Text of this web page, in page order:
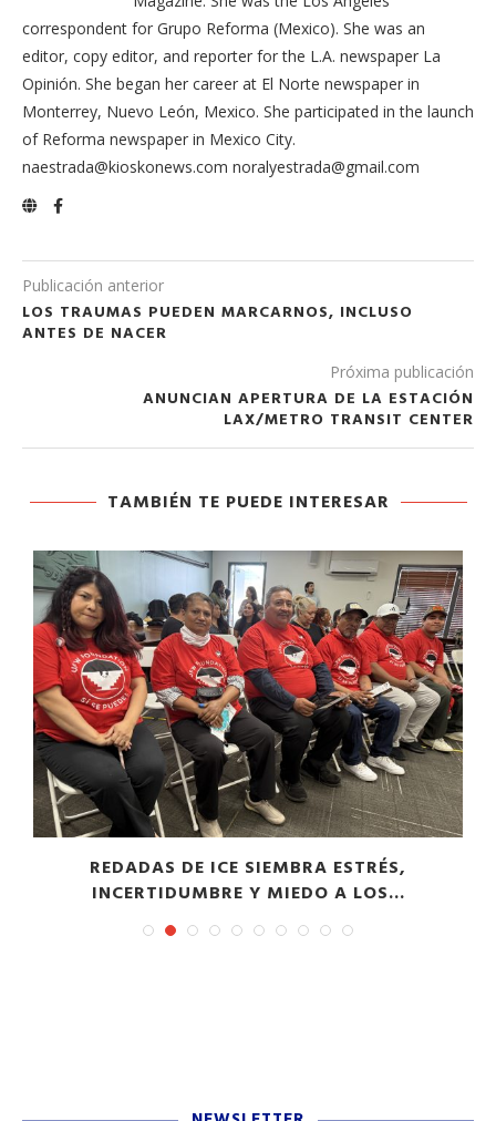
correspondent for Grupo Reforma (Mexico). She was an
editor, copy editor, and reporter for the L.A. newspaper La
Opinión. She began her career at El Norte newspaper in
Monterrey, Nuevo León, Mexico. She participated in the launch
of Reforma newspaper in Mexico City.
naestrada@kioskonews.com noralyestrada@gmail.com
Publicación anterior
LOS TRAUMAS PUEDEN MARCARNOS, INCLUSO
ANTES DE NACER
Próxima publicación
ANUNCIAN APERTURA DE LA ESTACIÓN
LAX/METRO TRANSIT CENTER
TAMBIÉN TE PUEDE INTERESAR
​REDADAS DE ICE SIEMBRA ESTRÉS,
INCERTIDUMBRE Y MIEDO A LOS...